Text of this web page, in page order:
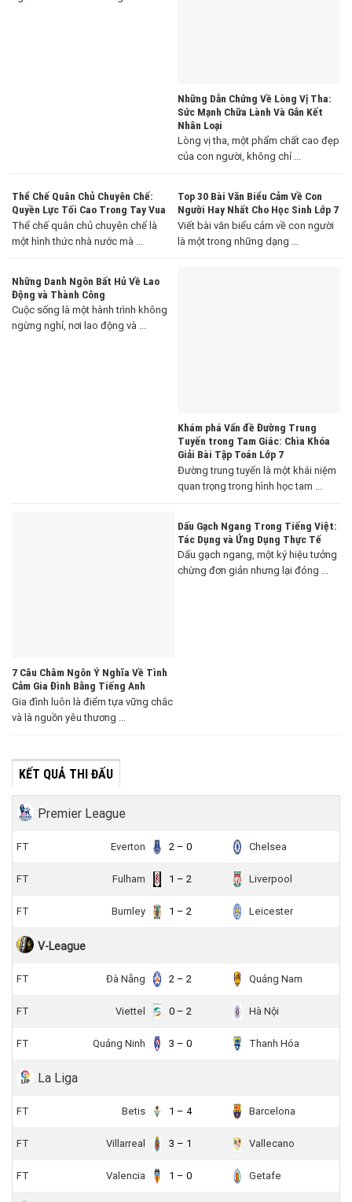
Những Dẫn Chứng Về Lòng Vị Tha:
Sức Mạnh Chữa Lành Và Gắn Kết
Nhân Loại
Lòng vị tha, một phẩm chất cao đẹp
của con người, không chỉ ...
Thể Chế Quân Chủ Chuyên Chế:
Quyền Lực Tối Cao Trong Tay Vua
Thể chế quân chủ chuyên chế là
một hình thức nhà nước mà ...
Top 30 Bài Văn Biểu Cảm Về Con
Người Hay Nhất Cho Học Sinh Lớp 7
Viết bài văn biểu cảm về con người
là một trong những dạng ...
Những Danh Ngôn Bất Hủ Về Lao
Động và Thành Công
Cuộc sống là một hành trình không
ngừng nghỉ, nơi lao động và ...
Khám phá Vấn đề Đường Trung
Tuyến trong Tam Giác: Chìa Khóa
Giải Bài Tập Toán Lớp 7
Đường trung tuyến là một khái niệm
quan trọng trong hình học tam ...
7 Câu Châm Ngôn Ý Nghĩa Về Tình
Cảm Gia Đình Bằng Tiếng Anh
Gia đình luôn là điểm tựa vững chắc
và là nguồn yêu thương ...
Dấu Gạch Ngang Trong Tiếng Việt:
Tác Dụng và Ứng Dụng Thực Tế
Dấu gạch ngang, một ký hiệu tưởng
chừng đơn giản nhưng lại đóng ...
KẾT QUẢ THI ĐẤU
Premier League
FT Everton 2 – 0 Chelsea
FT Fulham 1 – 2 Liverpool
FT Burnley 1 – 2 Leicester
V-League
FT Đà Nẵng 2 – 2 Quảng Nam
FT Viettel 0 – 2 Hà Nội
FT Quảng Ninh 3 – 0 Thanh Hóa
La Liga
FT Betis 1 – 4 Barcelona
FT Villarreal 3 – 1 Vallecano
FT Valencia 1 – 0 Getafe